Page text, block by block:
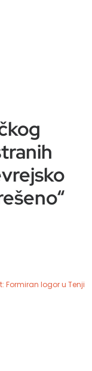
Formiran logor u Tenji